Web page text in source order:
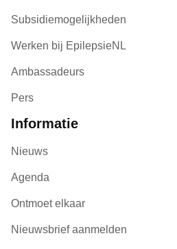
Subsidiemogelijkheden
Werken bij EpilepsieNL
Ambassadeurs
Pers
Informatie
Nieuws
Agenda
Ontmoet elkaar
Nieuwsbrief aanmelden